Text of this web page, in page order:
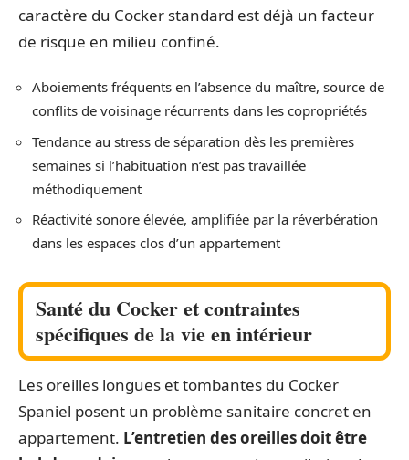
caractère du Cocker standard est déjà un facteur
de risque en milieu confiné.
Aboiements fréquents en l’absence du maître, source de
conflits de voisinage récurrents dans les copropriétés
Tendance au stress de séparation dès les premières
semaines si l’habituation n’est pas travaillée
méthodiquement
Réactivité sonore élevée, amplifiée par la réverbération
dans les espaces clos d’un appartement
Santé du Cocker et contraintes
spécifiques de la vie en intérieur
Les oreilles longues et tombantes du Cocker
Spaniel posent un problème sanitaire concret en
appartement. L’entretien des oreilles doit être